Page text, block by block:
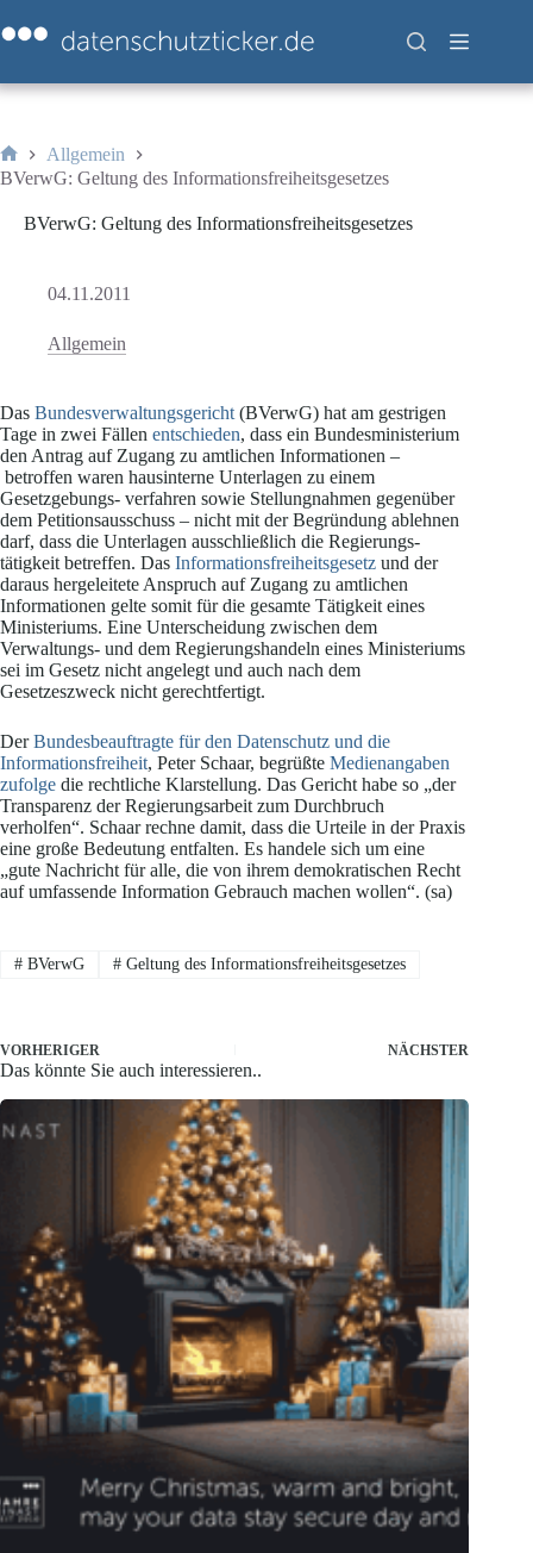
Inhalt
springen
Start
Allgemein
BVerwG: Geltung des Informationsfreiheitsgesetzes
BVerwG: Geltung des Informationsfreiheitsgesetzes
04.11.2011
Allgemein
Das Bundesverwaltungsgericht (BVerwG) hat am gestrigen
Tage in zwei Fällen entschieden, dass ein Bundesministerium
den Antrag auf Zugang zu amtlichen Informationen –
betroffen waren hausinterne Unterlagen zu einem
Gesetzgebungs- verfahren sowie Stellungnahmen gegenüber
dem Petitionsausschuss – nicht mit der Begründung ablehnen
darf, dass die Unterlagen ausschließlich die Regierungs-
tätigkeit betreffen. Das Informationsfreiheitsgesetz und der
daraus hergeleitete Anspruch auf Zugang zu amtlichen
Informationen gelte somit für die gesamte Tätigkeit eines
Ministeriums. Eine Unterscheidung zwischen dem
Verwaltungs- und dem Regierungshandeln eines Ministeriums
sei im Gesetz nicht angelegt und auch nach dem
Gesetzeszweck nicht gerechtfertigt.
DerBundesbeauftragte für den Datenschutz und die
Informationsfreiheit, Peter Schaar, begrüßte Medienangaben
zufolge die rechtliche Klarstellung. Das Gericht habe so „der
Transparenz der Regierungsarbeit zum Durchbruch
verholfen“. Schaar rechne damit, dass die Urteile in der Praxis
eine große Bedeutung entfalten. Es handele sich um eine
„gute Nachricht für alle, die von ihrem demokratischen Recht
auf umfassende Information Gebrauch machen wollen“. (sa)
#BVerwG #Geltung des Informationsfreiheitsgesetzes
VORHERIGER NÄCHSTER
Das könnte Sie auch interessieren..